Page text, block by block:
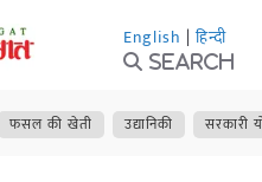
English | हिन्दी
Search
फसल की खेती उद्यानिकी सरकारी